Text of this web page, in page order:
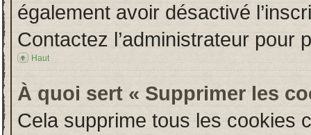
également avoir désactivé
Contactez l’administrateur pour
Haut
À quoi sert « Supprimer les
Cela supprime tous les cookies